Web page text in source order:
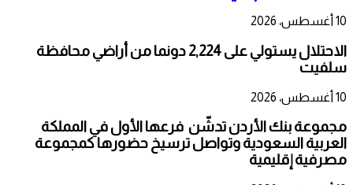
10 أغسطس، 2026
الاحتلال يستولي على 2,224 دونما من أراضي محافظة
سلفيت
10 أغسطس، 2026
مجموعة بنك الأردن تدشّن فرعها الأول في المملكة
العربية السعودية وتواصل ترسيخ حضورها كمجموعة
مصرفية إقليمية